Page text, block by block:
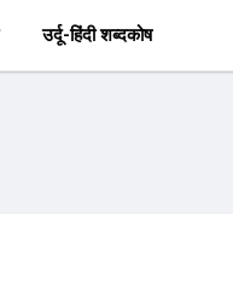
उर्दू-हिंदी शब्दकोष